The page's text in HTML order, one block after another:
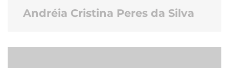
Andréia Cristina Peres da Silva